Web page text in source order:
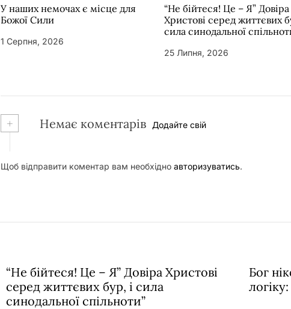
У наших немочах є місце для
Божої Сили
1 Серпня, 2026
“Не бійтеся! Це – Я” Довіра
Христові серед життєвих
сила синодальної
25 Липня, 2026
+ Немає коментарів Додайте свій
Щоб відправити коментар вам необхідно авторизуватись.
“Не бійтеся! Це – Я” Довіра Христові
серед життєвих бур, і сила
синодальної спільноти”
Бог